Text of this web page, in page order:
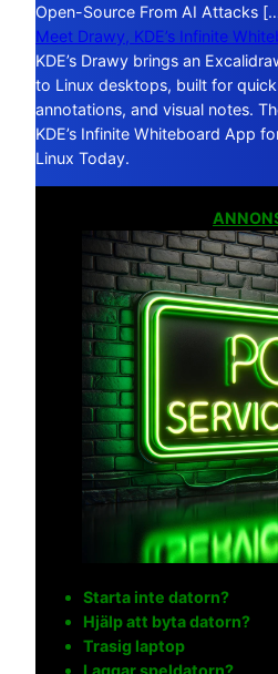
Open-Source From AI Attacks
Meet Drawy, KDE’s Infinite
KDE’s Drawy brings an
to Linux desktops, built for
annotations, and visual notes.
KDE’s Infinite Whiteboard App
Linux Today.
Starta inte datorn?
Hjälp att byta datorn?
Trasig laptop
Laggar speldatorn?